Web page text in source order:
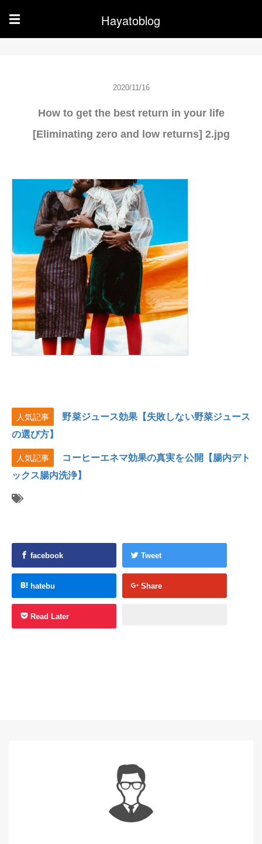
☰ Hayatoblog
2020/11/16
How to get the best return in your life
[Eliminating zero and low returns] 2.jpg
人気記事
野菜ジュース効果【失敗しない野菜ジュース
の選び方】
人気記事
コーヒーエネマ効果の真実を公開【腸内デト
ックス腸内洗浄】
facebook Tweet
hatebu Share
Read Later